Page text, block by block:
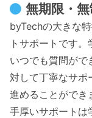
無期限・
byTechの大きな
トサポートです
いつでも質問がで
対して丁寧なサポ
進めることができ
手厚いサポートは